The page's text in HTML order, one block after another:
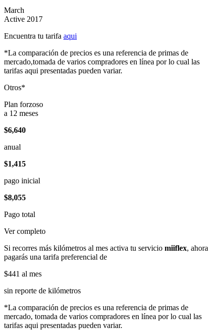
March
Active 2017
Encuentra tu tarifa aqui
*La comparación de precios es una referencia de primas de
mercado,tomada de varios compradores en línea por lo cual las
tarifas aqui presentadas pueden variar.
Otros*
Plan forzoso
a 12 meses
$6,640
anual
$1,415
pago inicial
$8,055
Pago total
Ver completo
Si recorres más kilómetros al mes activa tu servicio miiflex, ahora
pagarás una tarifa preferencial de
$441 al mes
sin reporte de kilómetros
*La comparación de precios es una referencia de primas de
mercado, tomada de varios compradores en línea por lo cual las
tarifas aqui presentadas pueden variar.